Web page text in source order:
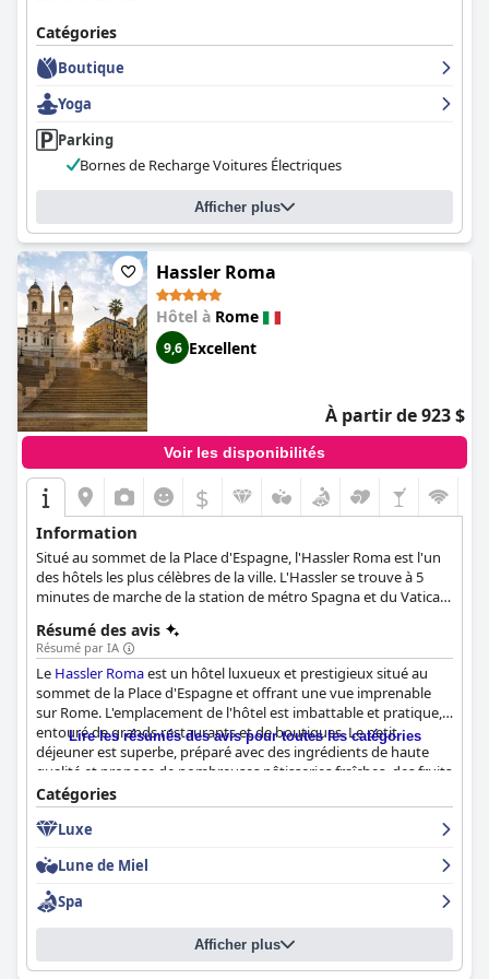
Catégories
Boutique
Yoga
Parking
Bornes de Recharge Voitures Électriques
Afficher plus
Hassler Roma
Hôtel à Rome
9,6 Excellent
À partir de 923 $
Voir les disponibilités
$
Information
Situé au sommet de la Place d'Espagne, l'Hassler Roma est l'un
des hôtels les plus célèbres de la ville. L'Hassler se trouve à 5
minutes de marche de la station de métro Spagna et du Vatican.
exclusives au monde, se trouve à quelques pas.
Résumé des avis
Résumé par IA
Le Hassler Romaest un hôtel luxueux et prestigieux situé au
sommet de la Place d'Espagne et offrant une vue imprenable
sur Rome. L'emplacement de l'hôtel est imbattable et pratique,
entouré de grands restaurants et de boutiques. Le petit
déjeuner est superbe, préparé avec des ingrédients de haute
qualité et propose de nombreuses pâtisseries fraîches, des fruits
et des plats chauds. Les chambres sont joliment aménagées,
grandes, rénovées et calmes, avec de grandes salles de bains et
des placards. L'hôtel est impeccable et spacieux avec une
professionnel, amical, attentif et serviable. L'hôtel obtient cinq
étoiles dans presque tous les domaines, avec un service
exceptionnel et une atmosphère merveilleuse. Le
Hassler Roma
est sans aucun doute l'un des hôtels les plus extraordinaires et
les plus prestigieux de Rome, dépassant les attentes de son
classement cinq étoiles.
Lire les résumés des avis pour toutes les catégories
Catégories
Luxe
Lune de Miel
Spa
Afficher plus